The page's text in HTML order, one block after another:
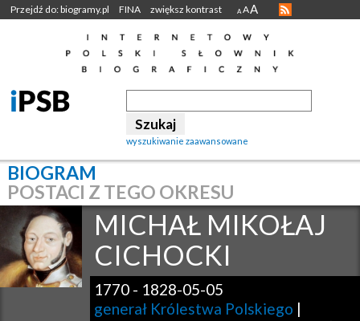
Przejdź do: biogramy.pl FINA zwiększ kontrast A AA
wyszukiwanie zaawansowane
BIOGRAM
POSTACI Z TEGO OKRESU
MICHAŁ MIKOŁAJ
CICHOCKI
1770 - 1828-05-05
generał Królestwa Polskiego |